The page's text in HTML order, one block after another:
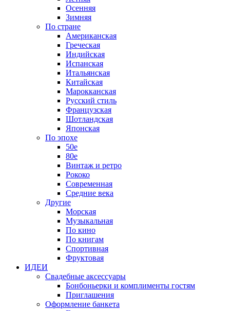
Осенняя
Зимняя
По стране
Американская
Греческая
Индийская
Испанская
Итальянская
Китайская
Марокканская
Русский стиль
Французская
Шотландская
Японская
По эпохе
50е
80е
Винтаж и ретро
Рококо
Современная
Средние века
Другие
Морская
Музыкальная
По кино
По книгам
Спортивная
Фруктовая
ИДЕИ
Свадебные аксессуары
Бонбоньерки и комплименты гостям
Приглашения
Оформление банкета